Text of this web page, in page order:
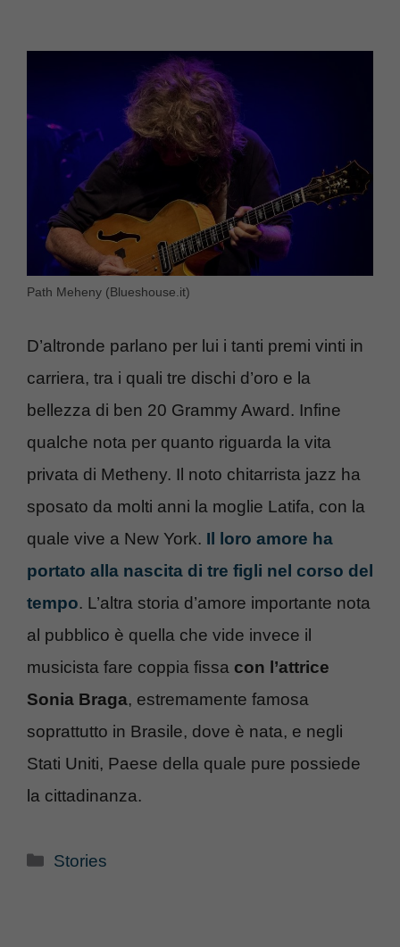
Path Meheny (Blueshouse.it)
D’altronde parlano per lui i tanti premi vinti in
carriera, tra i quali tre dischi d’oro e la
bellezza di ben 20 Grammy Award. Infine
qualche nota per quanto riguarda la vita
privata di Metheny. Il noto chitarrista jazz ha
sposato da molti anni la moglie Latifa, con la
quale vive a New York. Il loro amore ha
portato alla nascita di tre figli nel corso del
tempo. L’altra storia d’amore importante nota
al pubblico è quella che vide invece il
musicista fare coppia fissa con l’attrice
Sonia Braga, estremamente famosa
soprattutto in Brasile, dove è nata, e negli
Stati Uniti, Paese della quale pure possiede
la cittadinanza.
Categorie
Stories